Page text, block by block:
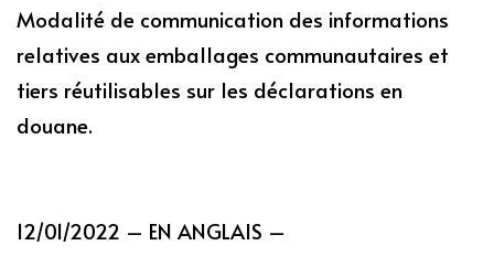
Modalité de communication des informations
relatives aux emballages communautaires et
tiers réutilisables sur les déclarations en
douane.
12/01/2022 – EN ANGLAIS –